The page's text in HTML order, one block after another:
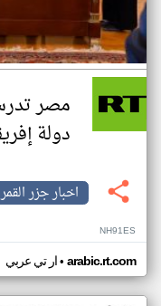
مصر
دولة
اخبار جزر القمر
NH91ES
ار تي عربي• arabic.rt.com